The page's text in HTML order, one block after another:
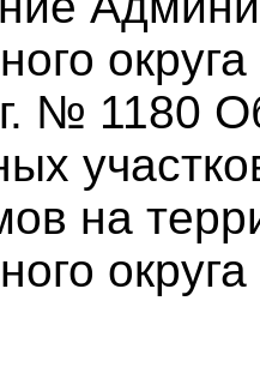
№ 1180
на
округа